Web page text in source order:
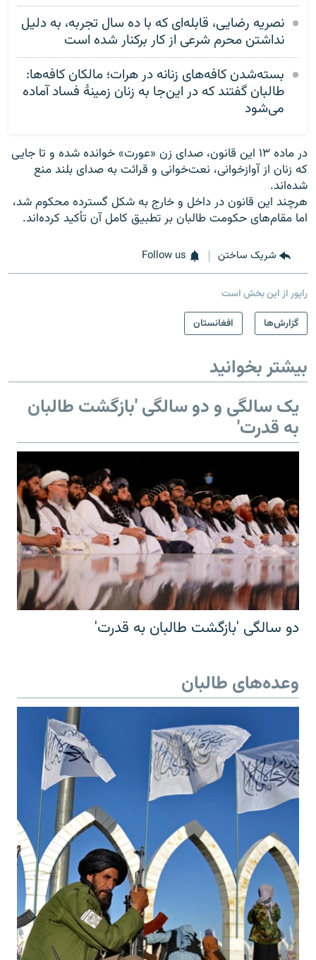
نصریه رضایی، قابله‌ای که با ده سال تجربه، به دلیل
نداشتن محرم شرعی از کار برکنار شده است
بسته‌شدن کافه‌های زنانه در هرات؛ مالکان کافه‌ها:
طالبان گفتند که در این‌جا به زنان زمینهٔ فساد آماده
می‌شود
در ماده ۱۳ این قانون، صدای زن «عورت» خوانده شده و تا جایی
که زنان از آوازخوانی، نعت‌خوانی و قرائت به صدای بلند منع
شده‌اند.
هرچند این قانون در داخل و خارج به شکل گسترده محکوم شد،
اما مقام‌های حکومت طالبان بر تطبیق کامل آن تأکید کرده‌اند.
شریک ساختن Follow us
راپور از این بخش است
گزارش‌ها
افغانستان
بیشتر بخوانید
یک سالگی و دو سالگی 'بازگشت طالبان
به قدرت'
دو سالگی 'بازگشت طالبان به قدرت'
وعده‌های طالبان